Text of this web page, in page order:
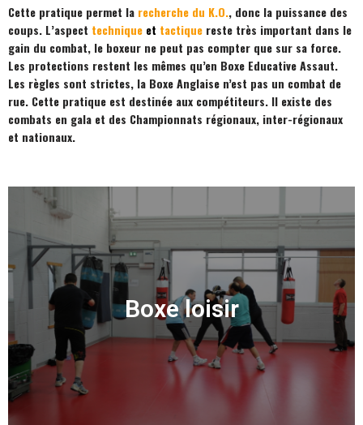
Cette pratique permet la recherche du K.O., donc la puissance des
coups. L’aspect technique et tactique reste très important dans le
gain du combat, le boxeur ne peut pas compter que sur sa force.
Les protections restent les mêmes qu’en Boxe Educative Assaut.
Les règles sont strictes, la Boxe Anglaise n’est pas un combat de
rue. Cette pratique est destinée aux compétiteurs. Il existe des
combats en gala et des Championnats régionaux, inter-régionaux
et nationaux.
Boxe loisir